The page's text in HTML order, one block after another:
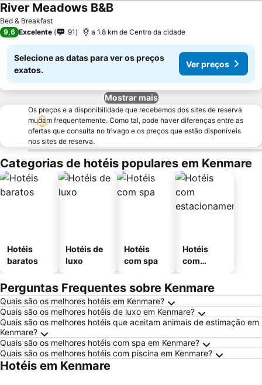
Bed & Breakfast
River Meadows B&BVer preços
9,6 Excelente 91 a 1.8 km de Centro da cidade
Selecione as datas para ver os preços
exatos.
Ver preços
Mostrar mais
Os preços e a disponibilidade que recebemos dos sites de reserva
mudam frequentemente. Como tal, pode haver diferenças entre as
ofertas que consulta no trivago e os preços que estão disponíveis
nos sites de reserva.
Categorias de hotéis populares em Kenmare
Hotéis
baratos
Hotéis de
luxo
Hotéis
com spa
Hotéis
com
mento
Perguntas Frequentes sobre Kenmare
Quais são os melhores hotéis em Kenmare?
Quais são os melhores hotéis de luxo em Kenmare?
Quais são os melhores hotéis que aceitam animais de estimação em
Kenmare?
Quais são os melhores hotéis com spa em Kenmare?
Quais são os melhores hotéis com piscina em Kenmare?
Hotéis em Kenmare